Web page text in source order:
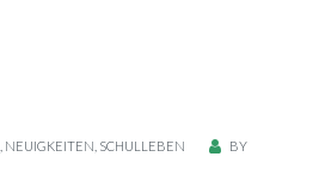
NEUIGKEITEN SCHULLEBEN BY